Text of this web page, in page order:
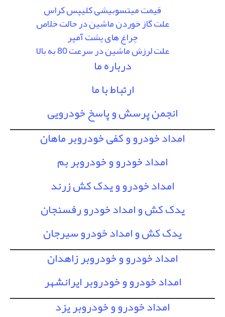
قیمت میتسوبیشی کلیپس کراس
علت گاز خوردن ماشین در حالت خلاص
چراغ های پشت آمپر
علت لرزش ماشین در سرعت 80 به بالا
درباره ما
ارتباط با ما
انجمن پرسش و پاسخ خودرویی
امداد خودرو و کفی خودروبر ماهان
امداد خودرو و خودروبر بم
امداد خودرو و یدک کش زرند
یدک کش و امداد خودرو رفسنجان
یدک کش و امداد خودرو سیرجان
امداد خودرو و خودروبر زاهدان
امداد خودرو و خودروبر ایرانشهر
امداد خودرو و خودروبر یزد